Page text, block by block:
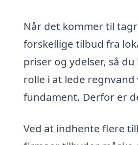
Når det kommer til
forskellige tilbud fra
priser og ydelser, så
rolle i at lede
fundament. Derfor er
Ved at indhente flere